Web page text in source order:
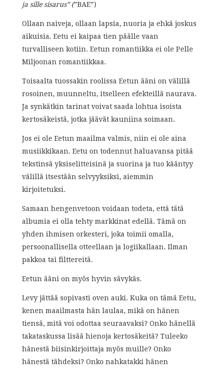
ja sille sisarus” (”BAE”)
Ollaan naiveja, ollaan lapsia, nuoria ja ehkä joskus
aikuisia. Eetu ei kaipaa tien päälle vaan
turvalliseen kotiin. Eetun romantiikka ei ole Pelle
Miljoonan romantiikkaa.
Toisaalta tuossakin roolissa Eetun ääni on välillä
rosoinen, muunneltu, itselleen efekteillä naurava.
Ja synkätkin tarinat voivat saada lohtua isoista
kertosäkeistä, jotka jäävät kauniina soimaan.
Jos ei ole Eetun maailma valmis, niin ei ole aina
musiikkikaan. Eetu on todennut haluavansa pitää
tekstinsä yksiselitteisinä ja suorina ja tuo kääntyy
välillä itsestään selvyyksiksi, aiemmin
kirjoitetuksi.
Samaan hengenvetoon voidaan todeta, että tätä
albumia ei olla tehty markkinat edellä. Tämä on
yhden ihmisen orkesteri, joka toimii omalla,
persoonallisella otteellaan ja logiikallaan. Ilman
pakkoa tai filttereitä.
Eetun ääni on myös hyvin sävykäs.
Levy jättää sopivasti oven auki. Kuka on tämä Eetu,
kenen maailmasta hän laulaa, mikä on hänen
tiensä, mitä voi odottaa seuraavaksi? Onko hänellä
takataskussa lisää hienoja kertosäkeitä? Tuleeko
hänestä biisinkirjoittaja myös muille? Onko
hänestä tähdeksi? Onko nahkatakki hänen